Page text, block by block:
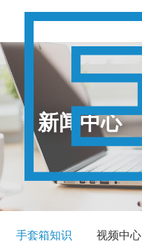
新闻中心
手套箱知识 视频中心